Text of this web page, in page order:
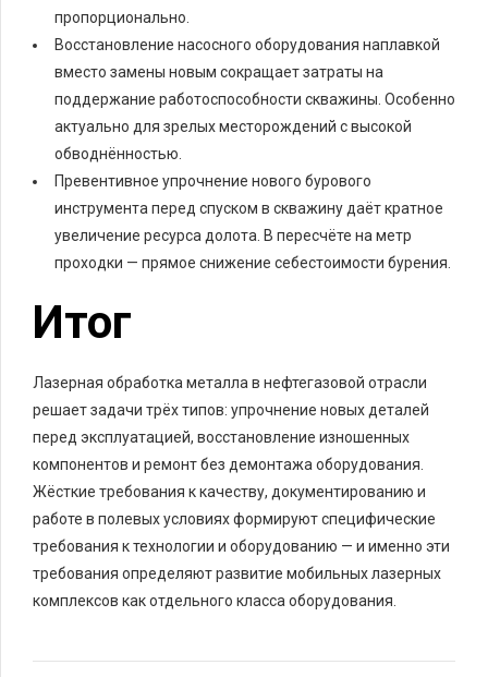
пропорционально.
Восстановление насосного оборудования наплавкой
вместо замены новым сокращает затраты на
поддержание работоспособности скважины. Особенно
актуально для зрелых месторождений с высокой
обводнённостью.
Превентивное упрочнение нового бурового
инструмента перед спуском в скважину даёт кратное
увеличение ресурса долота. В пересчёте на метр
проходки — прямое снижение себестоимости бурения.
Итог
Лазерная обработка металла в нефтегазовой отрасли
решает задачи трёх типов: упрочнение новых деталей
перед эксплуатацией, восстановление изношенных
компонентов и ремонт без демонтажа оборудования.
Жёсткие требования к качеству, документированию и
работе в полевых условиях формируют специфические
требования к технологии и оборудованию — и именно эти
требования определяют развитие мобильных лазерных
комплексов как отдельного класса оборудования.